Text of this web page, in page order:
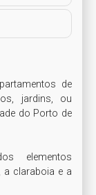
de
jardins, ou
do Porto de
elementos
claraboia e a